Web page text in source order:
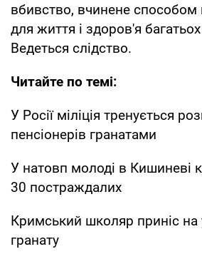
вбивство, вчинене способом
для життя і здоров'я
Ведеться слідство.
Читайте по темі:
У Росії міліція тренується
пенсіонерів гранатами
У натовп молоді в Кишиневі
30 постраждалих
Кримський школяр приніс на
гранату